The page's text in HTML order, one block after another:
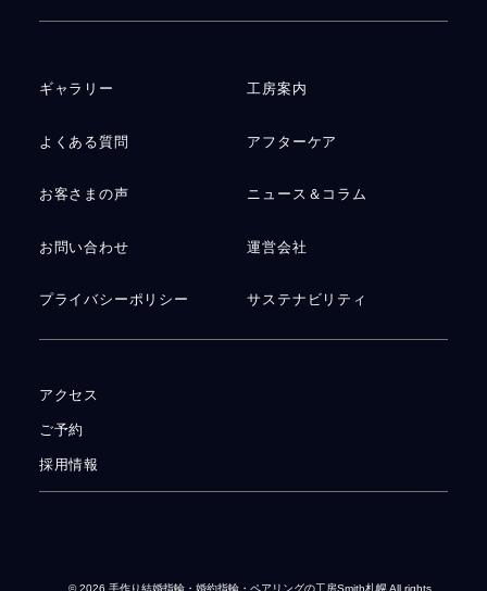
ギャラリー 工房案内
よくある質問 アフターケア
お客さまの声 ニュース＆コラム
お問い合わせ 運営会社
プライバシーポリシー サステナビリティ
アクセス
ご予約
採用情報
© 2026 手作り結婚指輪・婚約指輪・ペアリングの工房Smith札幌All rights